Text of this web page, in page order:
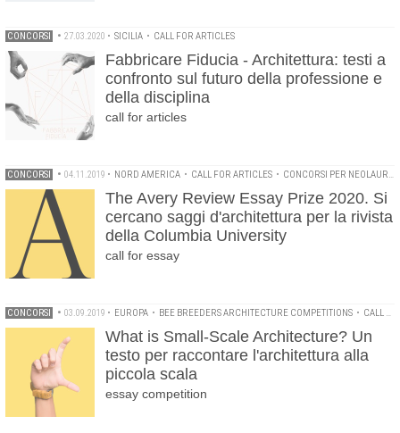
CONCORSI • 27.03.2020 • SICILIA • CALL FOR ARTICLES
Fabbricare Fiducia - Architettura: testi a
confronto sul futuro della professione e
della disciplina
call for articles
CONCORSI • 04.11.2019 • NORD AMERICA • CALL FOR ARTICLES • CONCORSI PER NEOLAUREATI
The Avery Review Essay Prize 2020. Si
cercano saggi d'architettura per la rivista
della Columbia University
call for essay
CONCORSI • 03.09.2019 • EUROPA • BEE BREEDERS ARCHITECTURE COMPETITIONS • CALL FOR ARTICLES
What is Small-Scale Architecture? Un
testo per raccontare l'architettura alla
piccola scala
essay competition